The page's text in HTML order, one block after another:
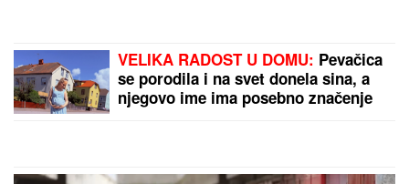
VELIKA RADOST U DOMU: Pevačica
se porodila i na svet donela sina, a
njegovo ime ima posebno značenje